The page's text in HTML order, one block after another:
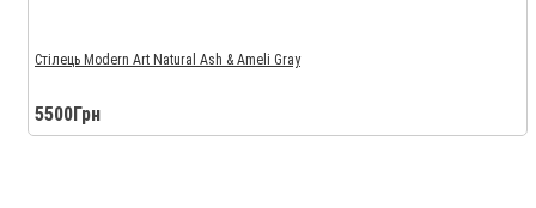
Стілець Modern Art Natural Ash & Ameli Gray
5500Грн